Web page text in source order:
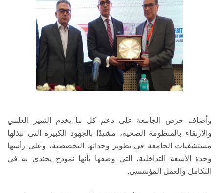
وأضاف حرص الجامعة على دعم كل ما يخدم التميز العلمي
والارتقاء بالمنظومة الصحية، مشيدًا بالجهود الكبيرة التي تبذلها
مستشفيات الجامعة في تطوير وحداتها التخصصية، وعلى رأسها
وحدة الأشعة التداخلية، التي وصفها بأنها نموذج يحتذى به في
التكامل والعمل المؤسسي.